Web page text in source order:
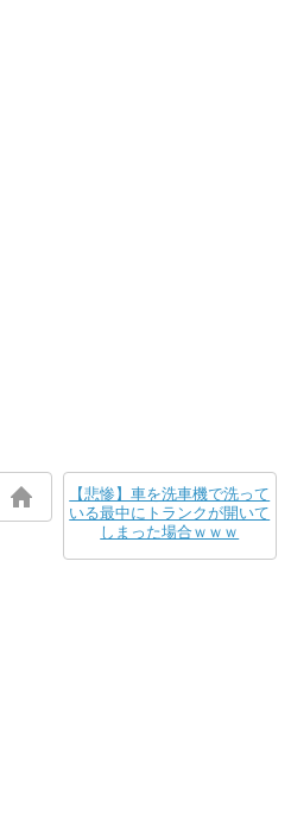
【悲惨】車を洗車機で洗って
いる最中にトランクが開いて
しまった場合ｗｗｗ